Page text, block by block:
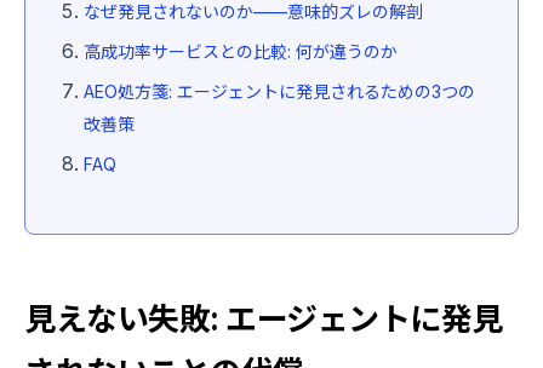
なぜ発見されないのか——意味的ズレの解剖
高成功率サービスとの比較: 何が違うのか
AEO処方箋: エージェントに発見されるための3つの
改善策
FAQ
見えない失敗: エージェントに発見